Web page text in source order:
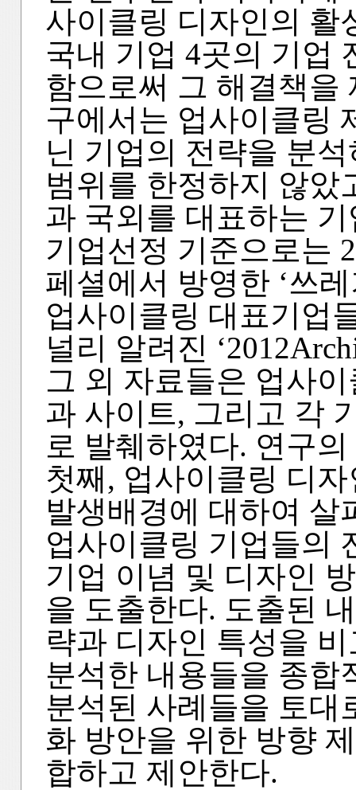
사이클링 디자인의 활
국내 기업 4곳의 기업
함으로써 그 해결책을
구에서는 업사이클링
닌 기업의 전략을 분
범위를 한정하지 않았
과 국외를 대표하는
기업선정 기준으로는
페셜에서 방영한 ‘쓰
업사이클링 대표기업
널리 알려진
그 외 자료들은 업사
과 사이트, 그리고 각
로 발췌하였다. 연구
첫째, 업사이클링 디
발생배경에 대하여 살
업사이클링 기업들의
기업 이념 및 디자인
을 도출한다. 도출된
략과 디자인 특성을
분석한 내용들을 종합
분석된 사례들을 토대
화 방안을 위한 방향
합하고 제안한다.